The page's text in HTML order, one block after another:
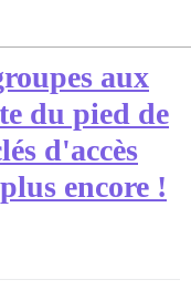
aux
du pied de
d'accès
encore !